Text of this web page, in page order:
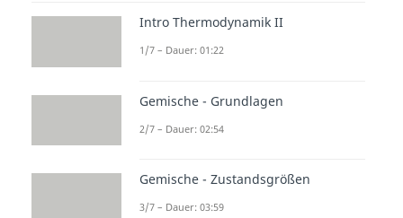
Intro Thermodynamik II
1/7 – Dauer: 01:22
Gemische - Grundlagen
2/7 – Dauer: 02:54
Gemische - Zustandsgrößen
3/7 – Dauer: 03:59